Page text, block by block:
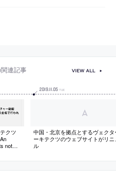
連記事
クツ
not
2019.11 05 TUE
中国・北京を拠点とするヴェクタ
ーキテクツのウェブサイトがリニ
ル
VIEW ALL